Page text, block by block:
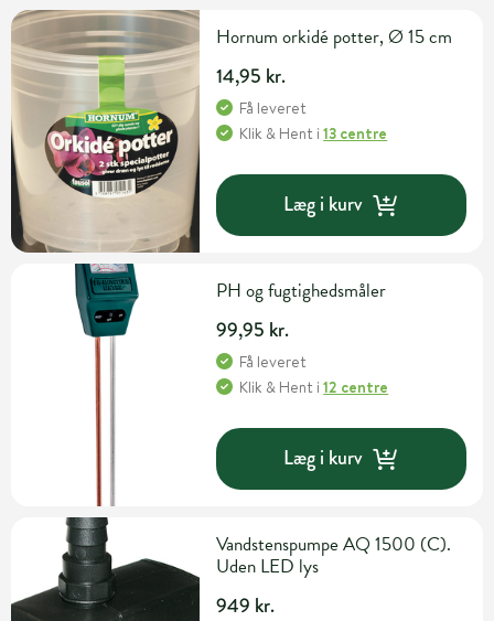
Hornum orkidé potter, Ø 15 cm
14,95 kr.
Få leveret
Klik & Hent i13 centre
Læg i kurv
PH og fugtighedsmåler
99,95 kr.
Få leveret
Klik & Hent i12 centre
Læg i kurv
Vandstenspumpe AQ 1500 (C).
Uden LED lys
949 kr.